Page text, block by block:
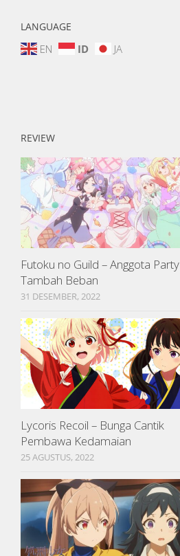
LANGUAGE
EN ID JA
REVIEW
Futoku no Guild – Anggota Party
Tambah Beban
31 DESEMBER, 2022
Lycoris Recoil – Bunga Cantik
Pembawa Kedamaian
25 AGUSTUS, 2022